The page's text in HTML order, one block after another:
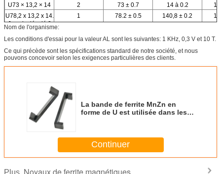
U73 × 13,2 × 14
2 73 ± 0.7 14 à 0.2
U78,2 x 13,2 x 14.
Je suis désolé.8
1 78.2 ± 0.5 140,8 ± 0.2
Je suis désolé.5
U78 par 9,0 par
18.0
1 78 ± 0.7 9 à 0.3
Je vous en prie.5
Nom de l'organisme:
Les conditions d'essai pour la valeur AL sont les suivantes: 1 KHz, 0,3 V et 10 T.
Ce qui précède sont les spécifications standard de notre société, et nous
pouvons concevoir selon les exigences particulières des clients.
La bande de ferrite MnZn en
forme de U est utilisée dans les
Continuer
Plus Noyaux de ferrite magnétiques